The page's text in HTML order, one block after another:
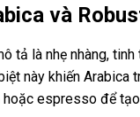
và
tả là nhẹ nhàng,
này khiến
hoặc espresso để